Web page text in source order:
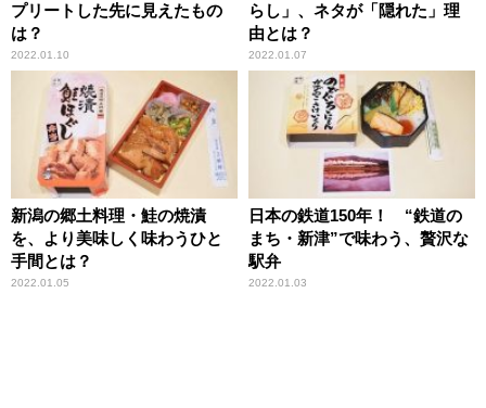
プリートした先に見えたもの
は？
2022.01.10
らし」、ネタが「隠れた」理
由とは？
2022.01.07
新潟の郷土料理・鮭の焼漬
を、より美味しく味わうひと
手間とは？
2022.01.05
日本の鉄道150年！ “鉄道の
まち・新津”で味わう、贅沢な
駅弁
2022.01.03